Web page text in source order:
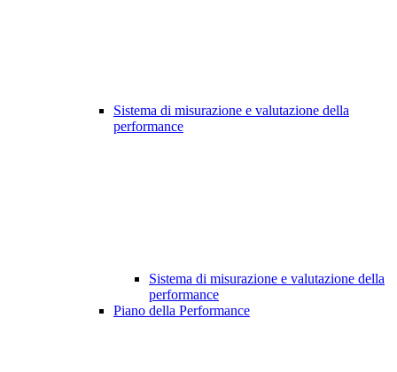
Sistema di misurazione e valutazione della
performance
Sistema di misurazione e valutazione della
performance
Piano della Performance